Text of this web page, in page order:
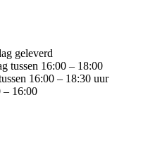
geleverd
tussen 16:00 – 18:00
16:00 – 18:30 uur
– 16:00